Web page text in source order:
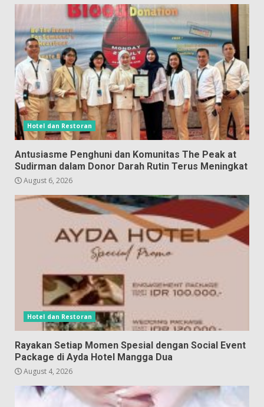
Hotel dan Restoran
Antusiasme Penghuni dan Komunitas The Peak at
Sudirman dalam Donor Darah Rutin Terus Meningkat
August 6, 2026
Hotel dan Restoran
Rayakan Setiap Momen Spesial dengan Social Event
Package di Ayda Hotel Mangga Dua
August 4, 2026